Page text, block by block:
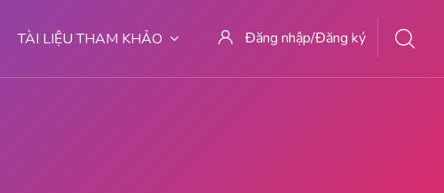
TÀI LIỆU THAM KHẢO Đăng nhập/Đăng ký